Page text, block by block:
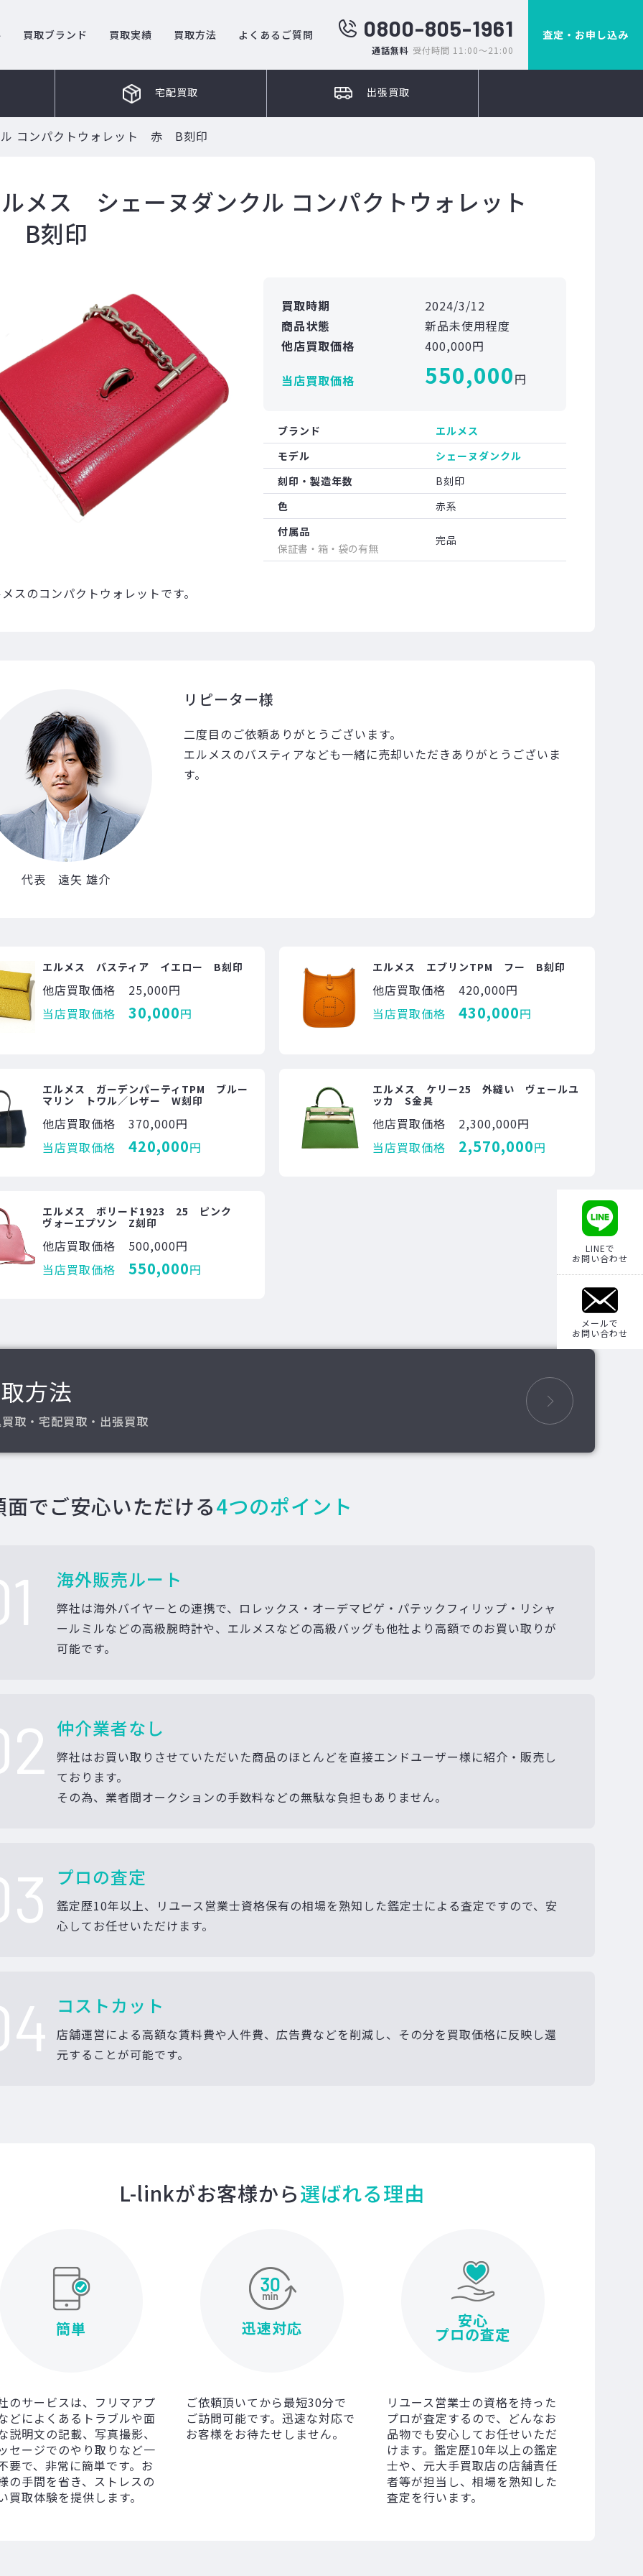
買取ブランド 買取実績 買取方法 よくあるご質問 0800-805-1961
通話無料 受付時間 11:00～21:00
査定・お申し込み
宅配買取 出張買取
コンパクトウォレット 赤 B刻印
メス シェーヌダンクル コンパクトウォレット
B刻印
買取時期
2024/3/12
商品状態
新品未使用程度
他店買取価格
400,000円
当店買取価格
550,000円
ブランド
エルメス
モデル
シェーヌダンクル
刻印・製造年数
B刻印
色
赤系
付属品
保証書・箱・袋の有無
完品
スのコンパクトウォレットです。
代表 遠矢 雄介
リピーター様
二度目のご依頼ありがとうございます。
エルメスのバスティアなども一緒に売却いただきありがとうございま
す。
エルメス バスティア イエロー B刻印
他店買取価格
25,000円
当店買取価格
30,000円
エルメス エブリンTPM フー B刻印
他店買取価格
420,000円
当店買取価格
430,000円
エルメス ガーデンパーティTPM ブルー
マリン トワル／レザー W刻印
他店買取価格
370,000円
当店買取価格
420,000円
エルメス ケリー25 外縫い ヴェールユ
ッカ S金具
他店買取価格
2,300,000円
当店買取価格
2,570,000円
エルメス ボリード1923 25 ピンク
ヴォーエプソン Z刻印
他店買取価格
500,000円
当店買取価格
550,000円
方法
取・宅配買取・出張買取
面でご安心いただける4つのポイント
海外販売ルート
弊社は海外バイヤーとの連携で、ロレックス・オーデマピゲ・パテックフィリップ・リシャ
ールミルなどの高級腕時計や、エルメスなどの高級バッグも他社より高額でのお買い取りが
可能です。
仲介業者なし
弊社はお買い取りさせていただいた商品のほとんどを直接エンドユーザー様に紹介・販売し
ております。
その為、業者間オークションの手数料などの無駄な負担もありません。
プロの査定
鑑定歴10年以上、リユース営業士資格保有の相場を熟知した鑑定士による査定ですので、安
心してお任せいただけます。
コストカット
店舗運営による高額な賃料費や人件費、広告費などを削減し、その分を買取価格に反映し還
元することが可能です。
L-linkがお客様から選ばれる理由
簡単
のサービスは、フリマアプ
どによくあるトラブルや面
説明文の記載、写真撮影、
セージでのやり取りなど一
要で、非常に簡単です。お
の手間を省き、ストレスの
買取体験を提供します。
迅速対応
ご依頼頂いてから最短30分で
ご訪問可能です。迅速な対応で
お客様をお待たせしません。
安心
プロの査定
リユース営業士の資格を持った
プロが査定するので、どんなお
品物でも安心してお任せいただ
けます。鑑定歴10年以上の鑑定
士や、元大手買取店の店舗責任
者等が担当し、相場を熟知した
査定を行います。
LINEで
お問い合わせ
メールで
お問い合わせ